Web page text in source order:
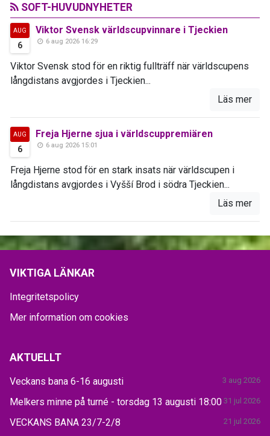
SOFT-HUVUDNYHETER
AUG
6
Viktor Svensk världscupvinnare i Tjeckien
6 aug 2026 16:29
Viktor Svensk stod för en riktig fullträff när världscupens
långdistans avgjordes i Tjeckien...
Läs mer
AUG
6
Freja Hjerne sjua i världscuppremiären
6 aug 2026 15:01
Freja Hjerne stod för en stark insats när världscupen i
långdistans avgjordes i Vyšší Brod i södra Tjeckien...
Läs mer
VIKTIGA LÄNKAR
Integritetspolicy
Mer information om cookies
AKTUELLT
Veckans bana 6-16 augusti 3 aug 2026
Melkers minne på turné - torsdag 13 augusti 18:00 31 jul 2026
VECKANS BANA 23/7-2/8 21 jul 2026